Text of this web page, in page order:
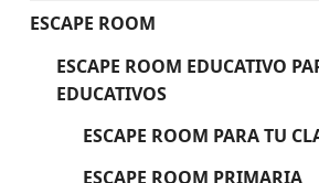
ESCAPE ROOM
ESCAPE ROOM EDUCATIVO
EDUCATIVOS
ESCAPE ROOM PARA TU
ESCAPE ROOM PRIMARIA